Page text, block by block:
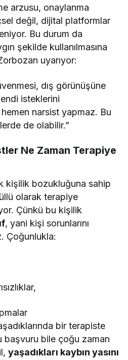
arzusu, onaylanma
değil, dijital platformlar
Bu durum da
şekilde kullanılmasına
uyarıyor:
dış görünüşüne
isteklerini
narsist yapmaz. Bu
de olabilir.”
Ne Zaman Terapiye
kişilik bozukluğuna sahip
olarak terapiye
Çünkü bu kişilik
, yani kişi sorunlarını
Çoğunlukla:
bir terapiste
başvuru bile çoğu zaman
yaşadıkları kaybın yasını